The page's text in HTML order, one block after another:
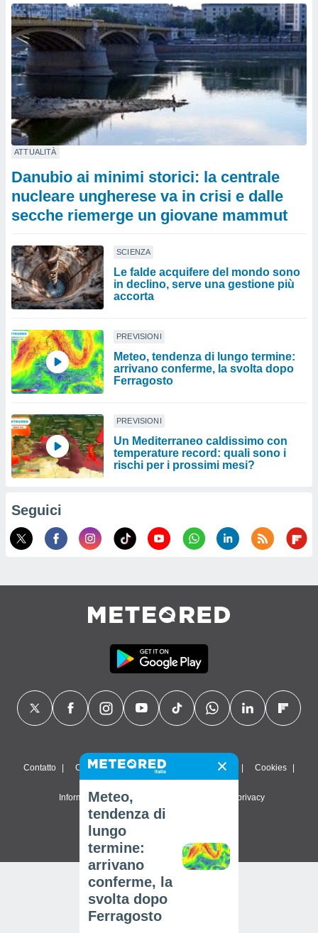
ATTUALITÀ
Danubio ai minimi storici: la centrale
nucleare ungherese va in crisi e dalle
secche riemerge un giovane mammut
SCIENZA
Le falde acquifere del mondo sono
in declino, serve una gestione più
accorta
PREVISIONI
Meteo, tendenza di lungo termine:
arrivano conferme, la svolta dopo
Ferragosto
PREVISIONI
Un Mediterraneo caldissimo con
temperature record: quali sono i
rischi per i prossimi mesi?
Seguici
Contatto Chi siamo FAQ Termini di utilizzo Cookies
Informativa sulla privacy Impostazioni sulla privacy
© 2026 Meteored. Tutti i diritti riservati
Meteo,
tendenza di
lungo
termine:
arrivano
conferme, la
svolta dopo
Ferragosto